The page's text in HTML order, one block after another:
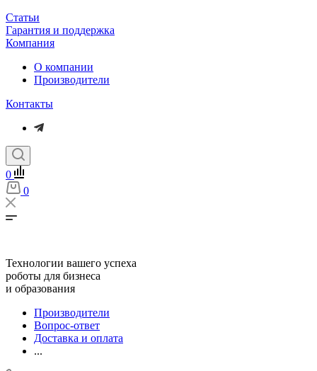
Статьи
Гарантия и поддержка
Компания
О компании
Производители
Контакты
0
0
Технологии вашего успеха
роботы для бизнеса
и образования
Производители
Вопрос-ответ
Доставка и оплата
...